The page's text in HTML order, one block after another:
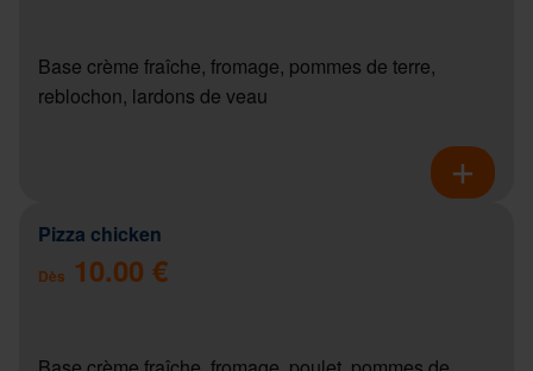
Base crème fraîche, fromage, pommes de terre,
reblochon, lardons de veau
Pizza chicken
Dès 10.00 €